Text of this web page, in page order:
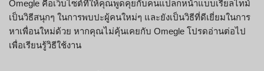
Omegle คือเว็บไซต์ที่ให้คุณพูดคุยกับคนแปลกหน้าแบบเรียลไทม์
เป็นวิธีสนุกๆ ในการพบปะผู้คนใหม่ๆ และยังเป็นวิธีที่ดีเยี่ยมในการ
หาเพื่อนใหม่ด้วย หากคุณไม่คุ้นเคยกับ Omegle โปรดอ่านต่อไป
เพื่อเรียนรู้วิธีใช้งาน